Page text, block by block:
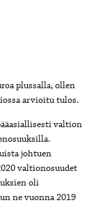
plussalla, ollen
arvioitu tulos.
valtion
johtuen
valtionosuudet
oli
ne vuonna 2019